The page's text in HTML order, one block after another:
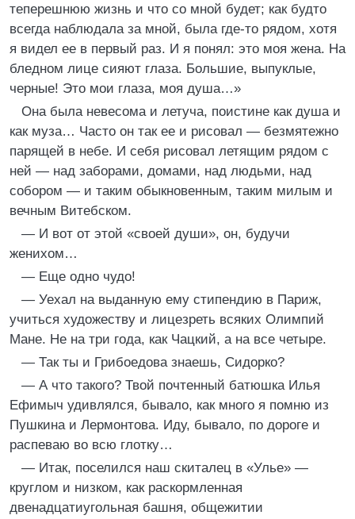
теперешнюю жизнь и что со мной будет; как будто
всегда наблюдала за мной, была где-то рядом, хотя
я видел ее в первый раз. И я понял: это моя жена. На
бледном лице сияют глаза. Большие, выпуклые,
черные! Это мои глаза, моя душа…»
Она была невесома и летуча, поистине как душа и
как муза… Часто он так ее и рисовал — безмятежно
парящей в небе. И себя рисовал летящим рядом с
ней — над заборами, домами, над людьми, над
собором — и таким обыкновенным, таким милым и
вечным Витебском.
— И вот от этой «своей души», он, будучи
женихом…
— Еще одно чудо!
— Уехал на выданную ему стипендию в Париж,
учиться художеству и лицезреть всяких Олимпий
Мане. Не на три года, как Чацкий, а на все четыре.
— Так ты и Грибоедова знаешь, Сидорко?
— А что такого? Твой почтенный батюшка Илья
Ефимыч удивлялся, бывало, как много я помню из
Пушкина и Лермонтова. Иду, бывало, по дороге и
распеваю во всю глотку…
— Итак, поселился наш скиталец в «Улье» —
круглом и низком, как раскормленная
двенадцатиугольная башня, общежитии